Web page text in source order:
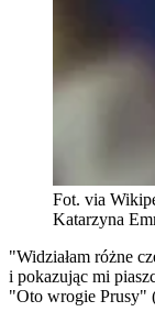
Fot. via
Katarzyna
"Widziałam różne
i pokazując mi
"Oto wrogie Prusy"